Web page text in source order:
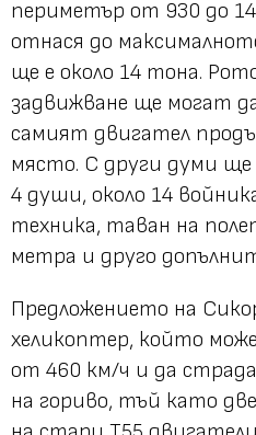
периметър от 930 до
отнася до
ще е около 14 тона.
задвижване ще могат
самият двигател
място. С други думи
4 души, около 14
техника, таван на
метра и друго
Предложението на
хеликоптер, който
от 460 км/ч и да
на гориво, тъй като